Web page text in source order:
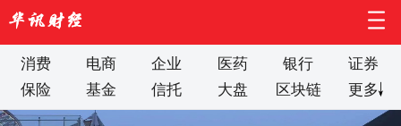
消费 电商 企业 医药 银行
证券
保险
基金 信托 大盘 区块链 更多